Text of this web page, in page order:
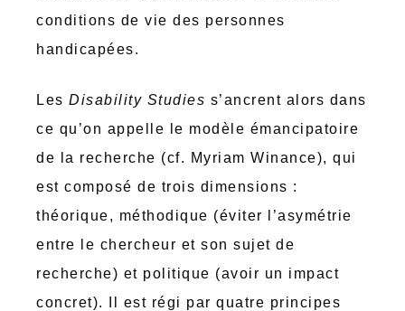
conditions de vie des personnes
handicapées.
Les Disability Studies s’ancrent alors dans
ce qu’on appelle le modèle émancipatoire
de la recherche (cf. Myriam Winance), qui
est composé de trois dimensions :
théorique, méthodique (éviter l’asymétrie
entre le chercheur et son sujet de
recherche) et politique (avoir un impact
concret). Il est régi par quatre principes